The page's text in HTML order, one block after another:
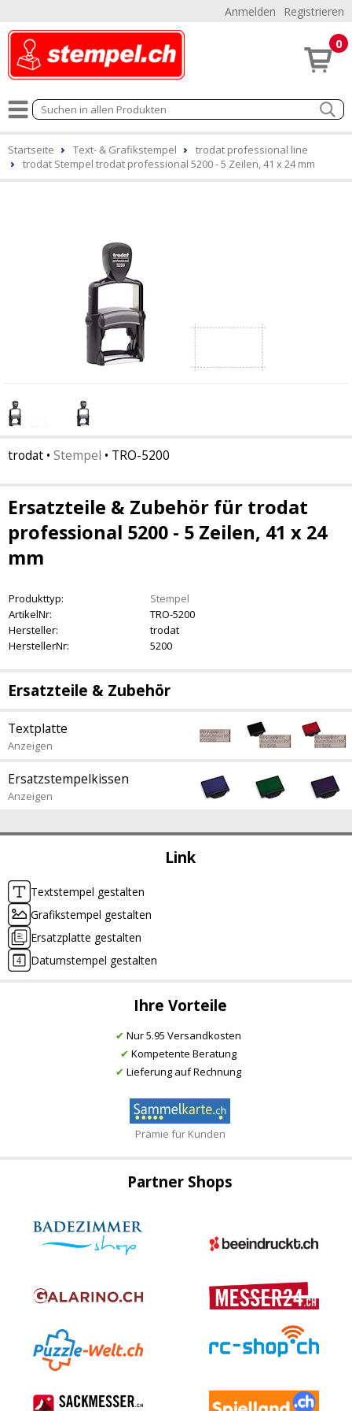
Anmelden Registrieren
0
Link
Textstempel gestalten
Grafikstempel gestalten
Ersatzplatte gestalten
Datumstempel gestalten
Ihre Vorteile
✔ Nur 5.95 Versandkosten
✔ Kompetente Beratung
✔ Lieferung auf Rechnung
Prämie für Kunden
Startseite Text- & Grafikstempel
trodat professional line
trodat Stempel trodat professional 5200 - 5 Zeilen, 41 x 24 mm
trodat • Stempel • TRO-5200
Ersatzteile & Zubehör für trodat
professional 5200 - 5 Zeilen, 41 x 24
mm
Produkttyp:
Stempel
ArtikelNr:
TRO-5200
Hersteller:
trodat
HerstellerNr:
5200
Ersatzteile & Zubehör
Textplatte
Anzeigen
Ersatzstempelkissen
Anzeigen
Partner Shops